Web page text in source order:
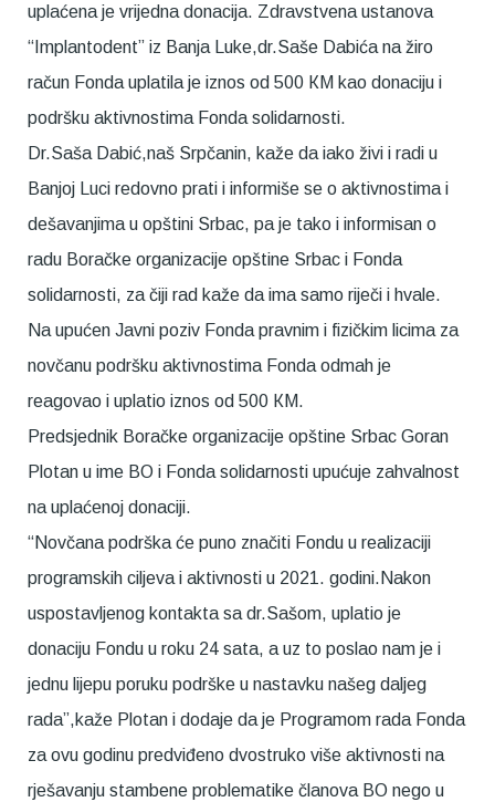
uplaćena je vrijedna donacija. Zdravstvena ustanova
“Implantodent” iz Banja Luke,dr.Saše Dabića na žiro
račun Fonda uplatila je iznos od 500 КM kao donaciju i
podršku aktivnostima Fonda solidarnosti.
Dr.Saša Dabić,naš Srpčanin, kaže da iako živi i radi u
Banjoj Luci redovno prati i informiše se o aktivnostima i
dešavanjima u opštini Srbac, pa je tako i informisan o
radu Boračke organizacije opštine Srbac i Fonda
solidarnosti, za čiji rad kaže da ima samo riječi i hvale.
Na upućen Javni poziv Fonda pravnim i fizičkim licima za
novčanu podršku aktivnostima Fonda odmah je
reagovao i uplatio iznos od 500 КM.
Predsjednik Boračke organizacije opštine Srbac Goran
Plotan u ime BO i Fonda solidarnosti upućuje zahvalnost
na uplaćenoj donaciji.
“Novčana podrška će puno značiti Fondu u realizaciji
programskih ciljeva i aktivnosti u 2021. godini.Nakon
uspostavljenog kontakta sa dr.Sašom, uplatio je
donaciju Fondu u roku 24 sata, a uz to poslao nam je i
jednu lijepu poruku podrške u nastavku našeg daljeg
rada”,kaže Plotan i dodaje da je Programom rada Fonda
za ovu godinu predviđeno dvostruko više aktivnosti na
rješavanju stambene problematike članova BO nego u